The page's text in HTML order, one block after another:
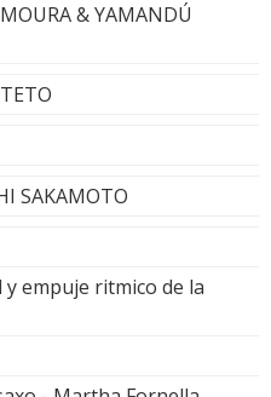
& YAMANDÚ
SAKAMOTO
empuje ritmico de la